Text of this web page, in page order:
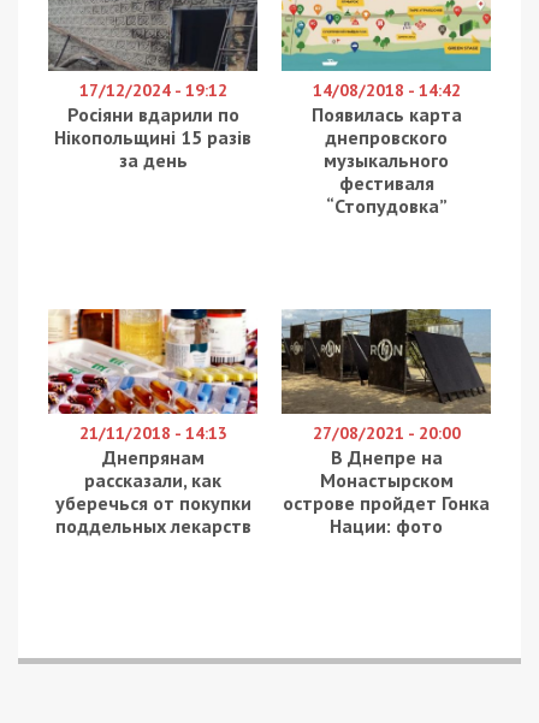
17/12/2024 - 19:12
Росіяни вдарили по
Нікопольщині 15 разів
за день
14/08/2018 - 14:42
Появилась карта
днепровского
музыкального
фестиваля
“Стопудовка”
21/11/2018 - 14:13
Днепрянам
рассказали, как
уберечься от покупки
поддельных лекарств
27/08/2021 - 20:00
В Днепре на
Монастырском
острове пройдет Гонка
Нации: фото